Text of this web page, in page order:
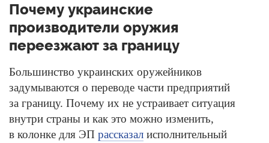
Почему украинские
производители оружия
переезжают за границу
Большинство украинских оружейников
задумываются о переводе части предприятий
за границу. Почему их не устраивает ситуация
внутри страны и как это можно изменить,
в колонке для ЭП рассказал исполнительный